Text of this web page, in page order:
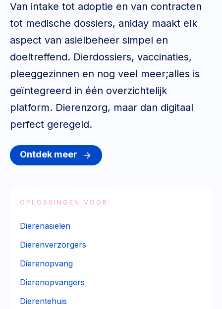
Van intake tot adoptie en van contracten
tot medische dossiers, aniday maakt elk
aspect van asielbeheer simpel en
doeltreffend. Dierdossiers, vaccinaties,
pleeggezinnen en nog veel meer;alles is
geïntegreerd in één overzichtelijk
platform. Dierenzorg, maar dan digitaal
perfect geregeld.
Ontdek meer
OPLOSSINGEN VOOR:
Dierenasielen
Dierenverzorgers
Dierenopvang
Dierenopvangers
Dierentehuis